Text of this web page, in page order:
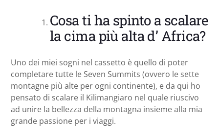
Cosa ti ha spinto a scalare
la cima più alta d’ Africa?
Uno dei miei sogni nel cassetto è quello di poter
completare tutte le Seven Summits (ovvero le sette
montagne più alte per ogni continente), e da qui ho
pensato di scalare il Kilimangiaro nel quale riuscivo
ad unire la bellezza della montagna insieme alla mia
grande passione per i viaggi.